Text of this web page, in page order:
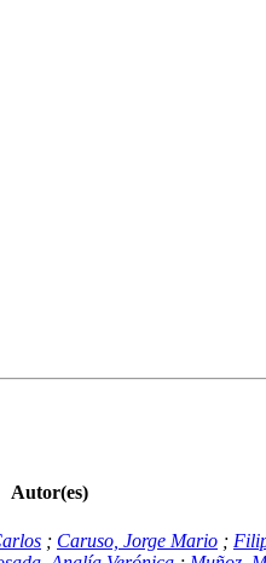
Autor(es)
; Caruso, Jorge Mario ;